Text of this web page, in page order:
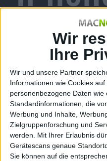
Wir
Ihre
Wir und unsere Partner
Informationen wie Cookies
personenbezogene Daten
Standardinformationen, die
Werbung und Inhalte,
Zielgruppenforschung und
werden. Mit Ihrer Erlaubnis
Gerätescans genaue
Sie können auf die
Stefan Keller, den 21. Oktober
Das iPhone 4S ist seit